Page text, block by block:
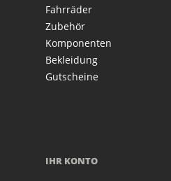
Fahrräder
Zubehör
Komponenten
Bekleidung
Gutscheine
IHR KONTO